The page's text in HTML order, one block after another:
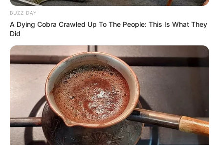
Gostei muito de aprender mais esse modelo de flor
de fuchico, parabéns.
Obrigada gostei bastante e como voce ensima fazer
flor de fuxico parabéns
Um abraaço
Nerivalda gomes há 16 anos
Obrigada gostei bastante e como voce ensima fazer
flor de fuxico parabéns
BUZZ DAY
A Dying Cobra Crawled Up To The People: This Is What They
Did